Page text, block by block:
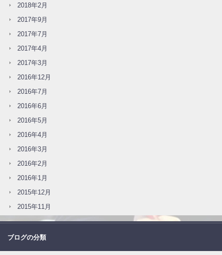
2018年2月
2017年9月
2017年7月
2017年4月
2017年3月
2016年12月
2016年7月
2016年6月
2016年5月
2016年4月
2016年3月
2016年2月
2016年1月
2015年12月
2015年11月
ブログの分類